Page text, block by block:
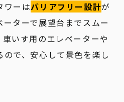
ワーはバリアフリー設計が
ターで展望台までスムー
いす用のエレベーターや
ので、安心して景色を楽し